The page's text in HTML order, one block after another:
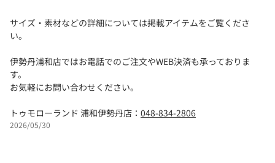
サイズ・素材などの詳細については掲載アイテムをご覧くださ
い。
伊勢丹浦和店ではお電話でのご注文やWEB決済も承っておりま
す。
お気軽にお問い合わせください。
トゥモローランド 浦和伊勢丹店： 048-834-2806
2026/05/30